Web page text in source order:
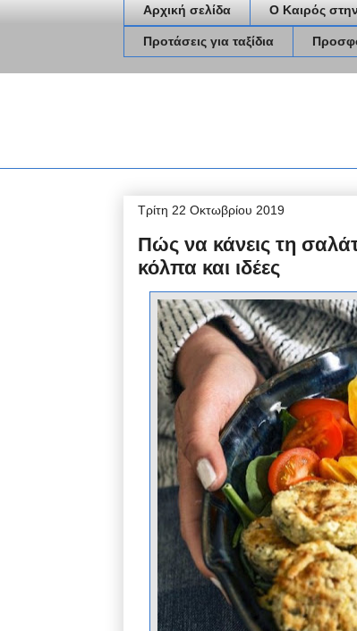
Αρχική σελίδα Ο Καιρός
Προτάσεις για ταξίδια
Τρίτη 22 Οκτωβρίου 2019
Πώς να κάνεις τη
κόλπα και ιδέες